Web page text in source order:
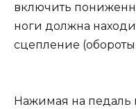
включить
ноги должна
сцепление (обороты
Нажимая на педаль